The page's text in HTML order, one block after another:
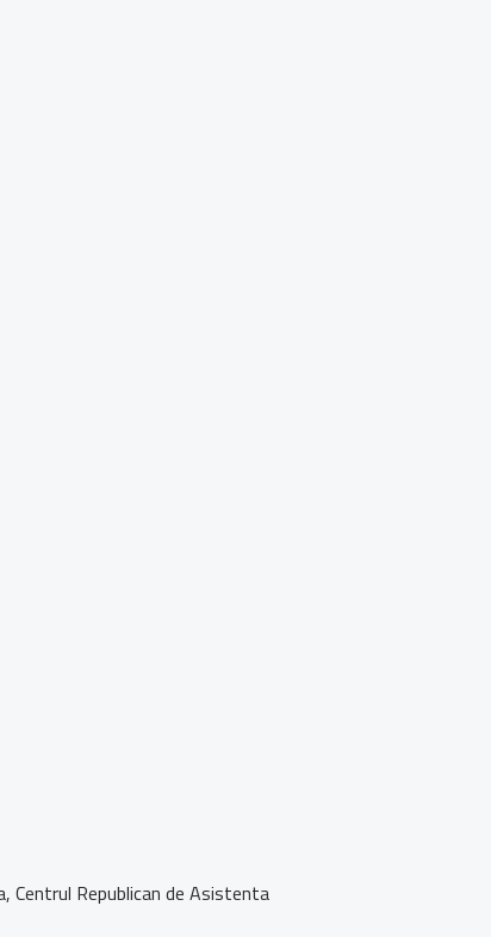
Centrul Republican de Asistenta